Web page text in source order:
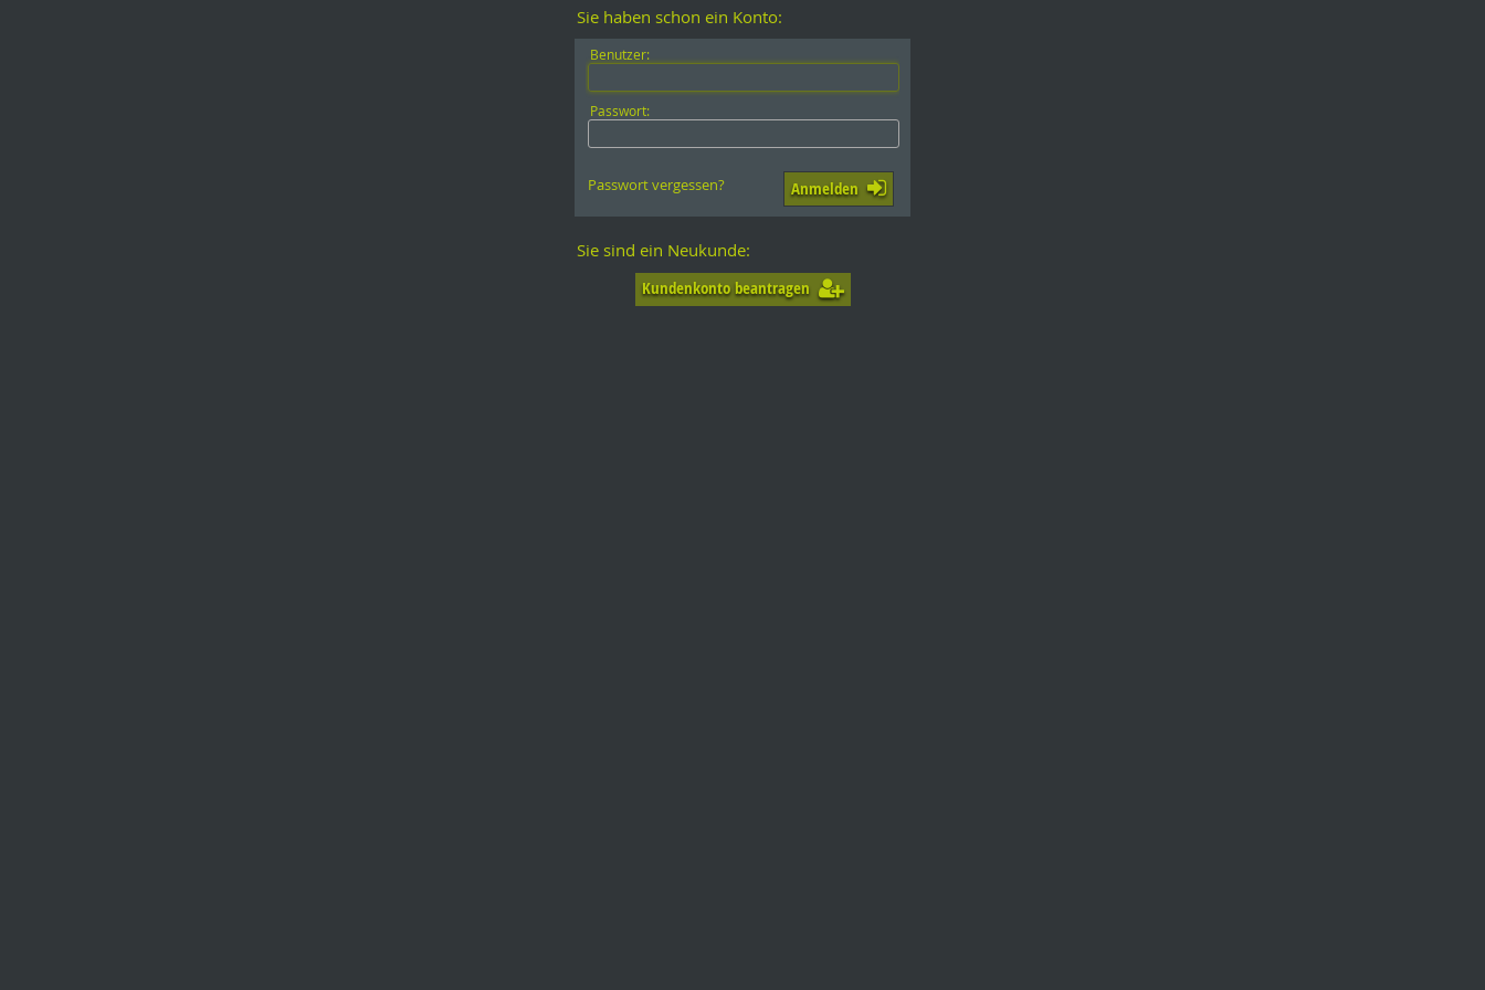
Sie haben schon ein Konto:
Benutzer:
Passwort:
Passwort vergessen? Anmelden
Sie sind ein Neukunde:
Kundenkonto beantragen